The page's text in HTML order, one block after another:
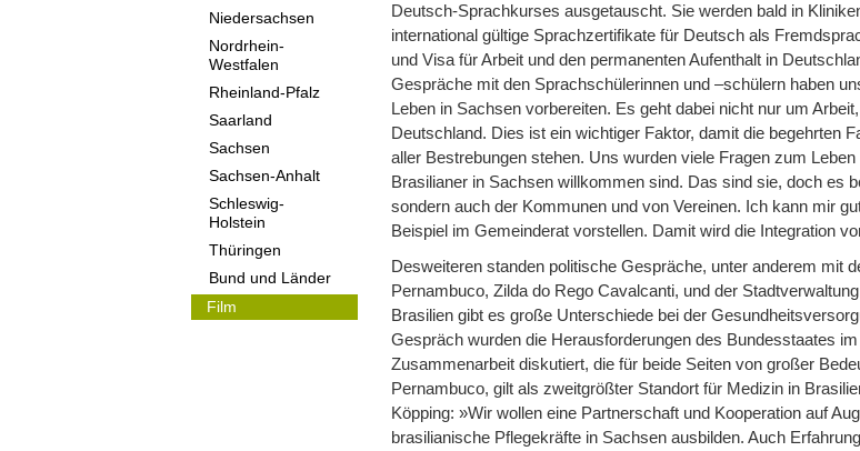
Niedersachsen
Nordrhein-
Westfalen
Rheinland-Pfalz
Saarland
Sachsen
Sachsen-Anhalt
Schleswig-
Holstein
Thüringen
Bund und Länder
Film
Deutsch-Sprachkurses ausgetauscht. Sie werden bald in
international gültige Sprachzertifikate für Deutsch als
und Visa für Arbeit und den permanenten Aufenthalt in
Gespräche mit den Sprachschülerinnen und –schülern haben
Leben in Sachsen vorbereiten. Es geht dabei nicht nur um
Deutschland. Dies ist ein wichtiger Faktor, damit die begehrten
aller Bestrebungen stehen. Uns wurden viele Fragen zum
Brasilianer in Sachsen willkommen sind. Das sind sie, doch es
sondern auch der Kommunen und von Vereinen. Ich kann mir
Beispiel im Gemeinderat vorstellen. Damit wird die Integration
Desweiteren standen politische Gespräche, unter anderem mit
Pernambuco, Zilda do Rego Cavalcanti, und der
Brasilien gibt es große Unterschiede bei der
Gespräch wurden die Herausforderungen des Bundesstaates
Zusammenarbeit diskutiert, die für beide Seiten von großer
Pernambuco, gilt als zweitgrößter Standort für Medizin in
Köpping: »Wir wollen eine Partnerschaft und Kooperation auf
brasilianische Pflegekräfte in Sachsen ausbilden. Auch